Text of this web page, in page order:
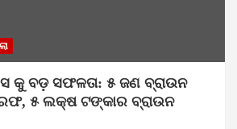
କୁ ବଡ଼ ସଫଳତା: ୫ ଜଣ ବ୍ରାଉନ
୫ ଲକ୍ଷ ଟଙ୍କାର ବ୍ରାଉନ